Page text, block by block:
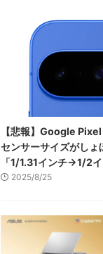
【悲報】Google
センサーサイズがしょ
「1/1.31インチ→1/2
2025/8/25